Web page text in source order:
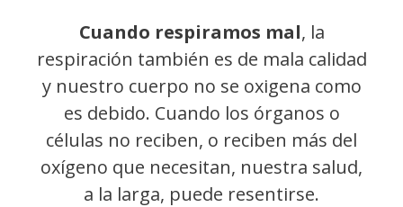
Cuando respiramos mal, la
respiración también es de mala calidad
y nuestro cuerpo no se oxigena como
es debido. Cuando los órganos o
células no reciben, o reciben más del
oxígeno que necesitan, nuestra salud,
a la larga, puede resentirse.